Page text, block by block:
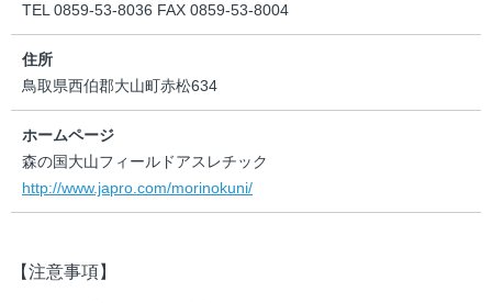
TEL 0859-53-8036 FAX 0859-53-8004
住所
鳥取県西伯郡大山町赤松634
ホームページ
森の国大山フィールドアスレチック
http://www.japro.com/morinokuni/
【注意事項】